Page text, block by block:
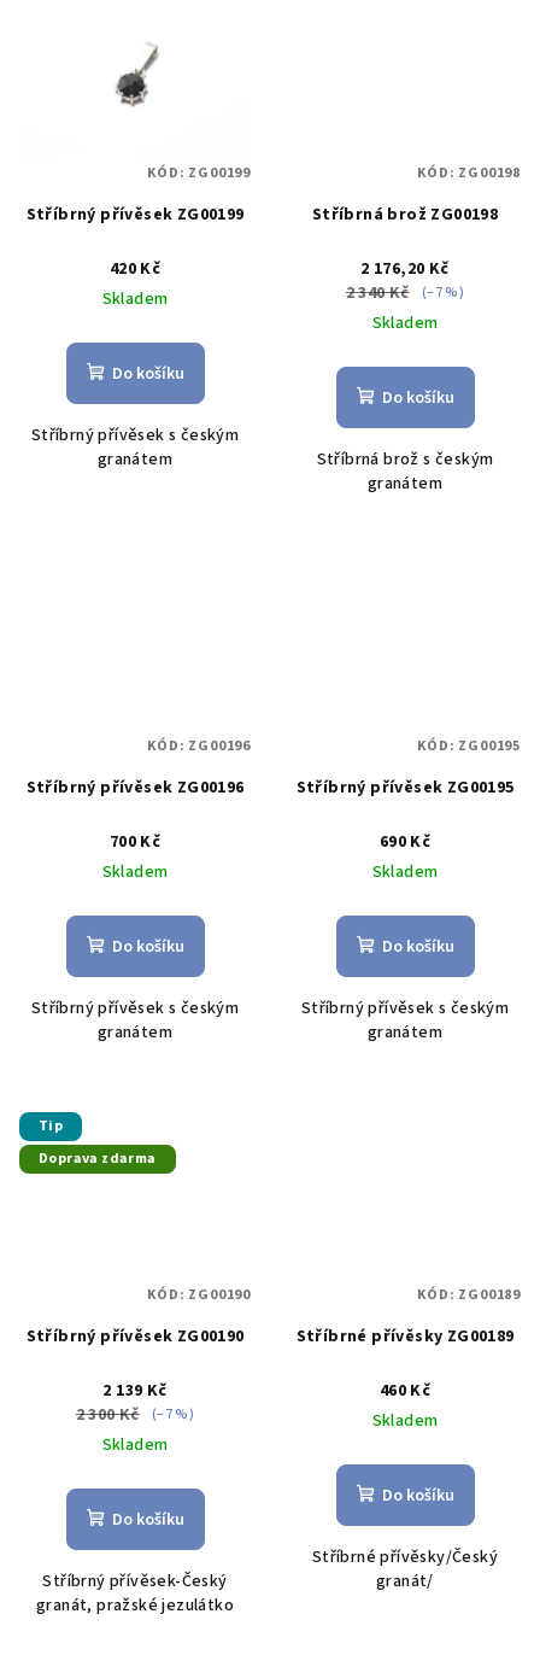
Stříbrný přívěsek ZG00199
420 Kč
Skladem
Do košíku
Stříbrný přívěsek s českým
granátem
KÓD: ZG00199
Stříbrná brož ZG00198
2 176,20 Kč
2 340 Kč (–7 %)
Skladem
Do košíku
Stříbrná brož s českým
granátem
KÓD: ZG00198
Stříbrný přívěsek ZG00196
700 Kč
Skladem
Do košíku
Stříbrný přívěsek s českým
granátem
KÓD: ZG00196
Stříbrný přívěsek ZG00195
690 Kč
Skladem
Do košíku
Stříbrný přívěsek s českým
granátem
KÓD: ZG00195
Tip
Doprava zdarma
Stříbrný přívěsek ZG00190
2 139 Kč
2 300 Kč (–7 %)
Skladem
Do košíku
Stříbrný přívěsek-Český
granát, pražské jezulátko
KÓD: ZG00190
Stříbrné přívěsky ZG00189
460 Kč
Skladem
Do košíku
Stříbrné přívěsky/Český
granát/
KÓD: ZG00189